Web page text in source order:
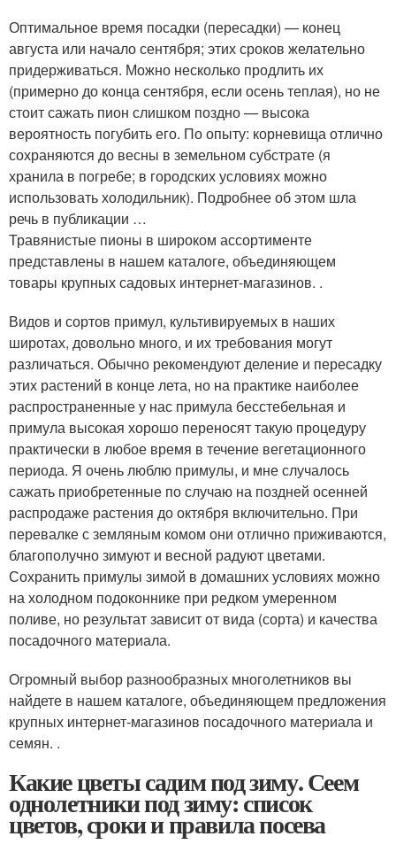
Оптимальное время посадки (пересадки) — конец
августа или начало сентября; этих сроков желательно
придерживаться. Можно несколько продлить их
(примерно до конца сентября, если осень теплая), но не
стоит сажать пион слишком поздно — высока
вероятность погубить его. По опыту: корневища отлично
сохраняются до весны в земельном субстрате (я
хранила в погребе; в городских условиях можно
использовать холодильник). Подробнее об этом шла
речь в публикации …
Травянистые пионы в широком ассортименте
представлены в нашем каталоге, объединяющем
товары крупных садовых интернет-магазинов. .
Видов и сортов примул, культивируемых в наших
широтах, довольно много, и их требования могут
различаться. Обычно рекомендуют деление и пересадку
этих растений в конце лета, но на практике наиболее
распространенные у нас примула бесстебельная и
примула высокая хорошо переносят такую процедуру
практически в любое время в течение вегетационного
периода. Я очень люблю примулы, и мне случалось
сажать приобретенные по случаю на поздней осенней
распродаже растения до октября включительно. При
перевалке с земляным комом они отлично приживаются,
благополучно зимуют и весной радуют цветами.
Сохранить примулы зимой в домашних условиях можно
на холодном подоконнике при редком умеренном
поливе, но результат зависит от вида (сорта) и качества
посадочного материала.
Огромный выбор разнообразных многолетников вы
найдете в нашем каталоге, объединяющем предложения
крупных интернет-магазинов посадочного материала и
семян. .
Какие цветы садим под зиму. Сеем
однолетники под зиму: список
цветов, сроки и правила посева